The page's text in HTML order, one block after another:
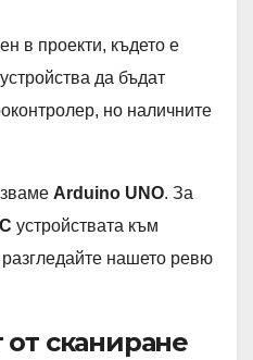
в проекти, където е
да бъдат
но наличните
Arduino UNO. За
устройствата към
нашето ревю
сканиране